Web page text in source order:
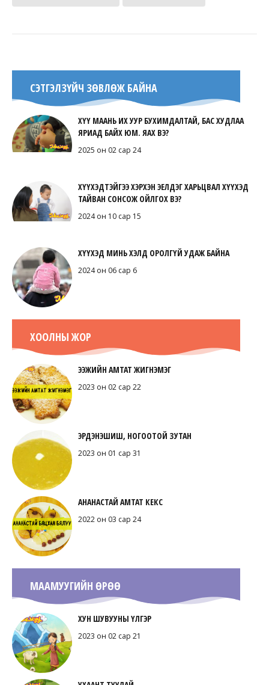
СЭТГЭЛЗҮЙЧ ЗӨВЛӨЖ БАЙНА
ХҮҮ МААНЬ ИХ УУР БУХИМДАЛТАЙ, БАС ХУДЛАА
ЯРИАД БАЙХ ЮМ. ЯАХ ВЭ?
2025 он 02 сар 24
ХҮҮХЭДТЭЙГЭЭ ХЭРХЭН ЭЕЛДЭГ ХАРЬЦВАЛ ХҮҮХЭД
ТАЙВАН СОНСОЖ ОЙЛГОХ ВЭ?
2024 он 10 сар 15
ХҮҮХЭД МИНЬ ХЭЛД ОРОЛГҮЙ УДАЖ БАЙНА
2024 он 06 сар 6
ХООЛНЫ ЖОР
ЭЭЖИЙН АМТАТ ЖИГНЭМЭГ
2023 он 02 сар 22
ЭРДЭНЭШИШ, НОГООТОЙ ЗУТАН
2023 он 01 сар 31
АНАНАСТАЙ АМТАТ КЕКС
2022 он 03 сар 24
МААМУУГИЙН ӨРӨӨ
ХУН ШУВУУНЫ ҮЛГЭР
2023 он 02 сар 21